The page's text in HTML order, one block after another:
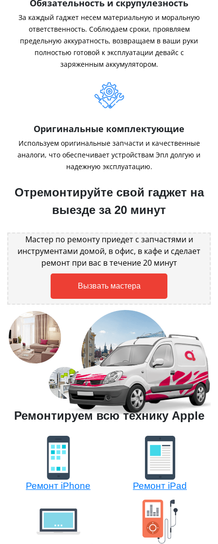
Обязательность и скрупулезность
За каждый гаджет несем материальную и моральную
ответственность. Соблюдаем сроки, проявляем
предельную аккуратность, возвращаем в ваши руки
полностью готовой к эксплуатации девайс с
заряженным аккумулятором.
Оригинальные комплектующие
Используем оригинальные запчасти и качественные
аналоги, что обеспечивает устройствам Эпл долгую и
надежную эксплуатацию.
Отремонтируйте свой гаджет на
выезде за 20 минут
Мастер по ремонту приедет с запчастями и
инструментами домой, в офис, в кафе и сделает
ремонт при вас в течение 20 минут
Вызвать мастера
Ремонтируем всю технику Apple
Ремонт iPhone Ремонт iPad